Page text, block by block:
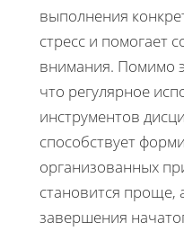
выполнения
стресс и помогает
внимания. Помимо
что регулярное
инструментов
способствует
организованных
становится проще,
завершения